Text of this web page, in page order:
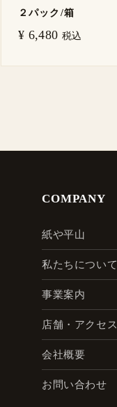
２パック/箱
¥ 6,480 税込
COMPANY
紙や平山
私たちについて
事業案内
店舗・アクセス
会社概要
お問い合わせ